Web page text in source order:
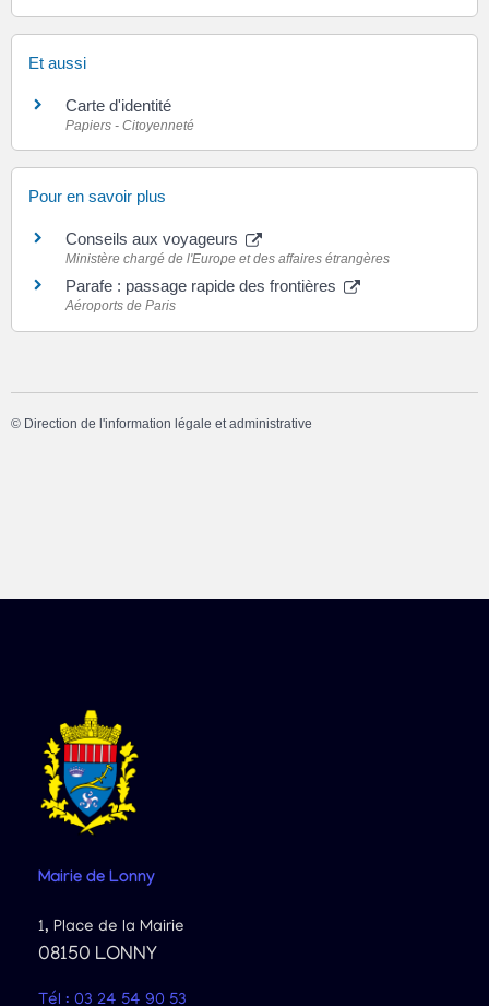
Et aussi
Carte d'identité
Papiers - Citoyenneté
Pour en savoir plus
Conseils aux voyageurs
Ministère chargé de l'Europe et des affaires étrangères
Parafe : passage rapide des frontières
Aéroports de Paris
© Direction de l'information légale et administrative
Mairie de Lonny
1, Place de la Mairie
08150 LONNY
Tél : 03 24 54 90 53